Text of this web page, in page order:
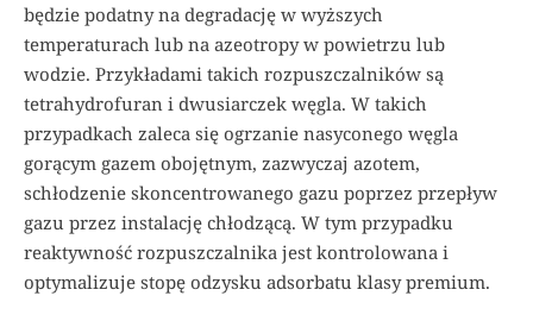
będzie podatny na degradację w wyższych
temperaturach lub na azeotropy w powietrzu lub
wodzie. Przykładami takich rozpuszczalników są
tetrahydrofuran i dwusiarczek węgla. W takich
przypadkach zaleca się ogrzanie nasyconego węgla
gorącym gazem obojętnym, zazwyczaj azotem,
schłodzenie skoncentrowanego gazu poprzez przepływ
gazu przez instalację chłodzącą. W tym przypadku
reaktywność rozpuszczalnika jest kontrolowana i
optymalizuje stopę odzysku adsorbatu klasy premium.